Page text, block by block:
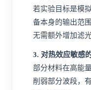
若实验目标是模
备本身的输出范
无需额外增加滤光
3. 对热效应敏感
部分材料在高能
削弱部分波段，